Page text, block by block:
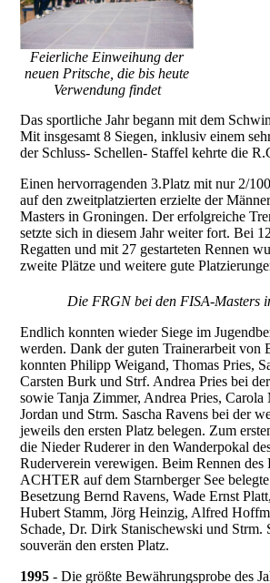
Feierliche Einweihung der
neuen Pritsche, die bis heute
Verwendung findet
Das sportliche Jahr begann mit dem
Mit insgesamt 8 Siegen, inklusiv einem
der Schluss- Schellen- Staffel kehrte die
Einen hervorragenden 3.Platz mit nur 2/
auf den zweitplatzierten erzielte der
Masters in Groningen. Der erfolgreiche
setzte sich in diesem Jahr weiter fort. Bei
Regatten und mit 27 gestarteten Rennen
zweite Plätze und weitere gute
Die FRGN bei den FISA-Masters
Endlich konnten wieder Siege im
werden. Dank der guten Trainerarbeit von
konnten Philipp Weigand, Thomas Pries,
Carsten Burk und Strf. Andrea Pries bei
sowie Tanja Zimmer, Andrea Pries, Carola
Jordan und Strm. Sascha Ravens bei der
jeweils den ersten Platz belegen. Zum
die Nieder Ruderer in den Wanderpokal
Ruderverein verewigen. Beim Rennen
ACHTER auf dem Starnberger See
Besetzung Bernd Ravens, Wade Ernst
Hubert Stamm, Jörg Heinzig, Alfred
Schade, Dr. Dirk Stanischewski und Strm.
souverän den ersten Platz.
1995 - Die größte Bewährungsprobe des